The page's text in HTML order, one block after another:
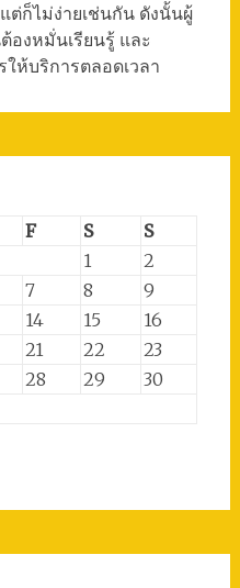
ต่ก็ไม่ง่ายเช่นกัน ดังนั้นผู้
งหมั่นเรียนรู้ และ
ห้บริการตลอดเวลา
F S
S
1
2
7 8
9
14 15
16
21 22
23
28 29
30